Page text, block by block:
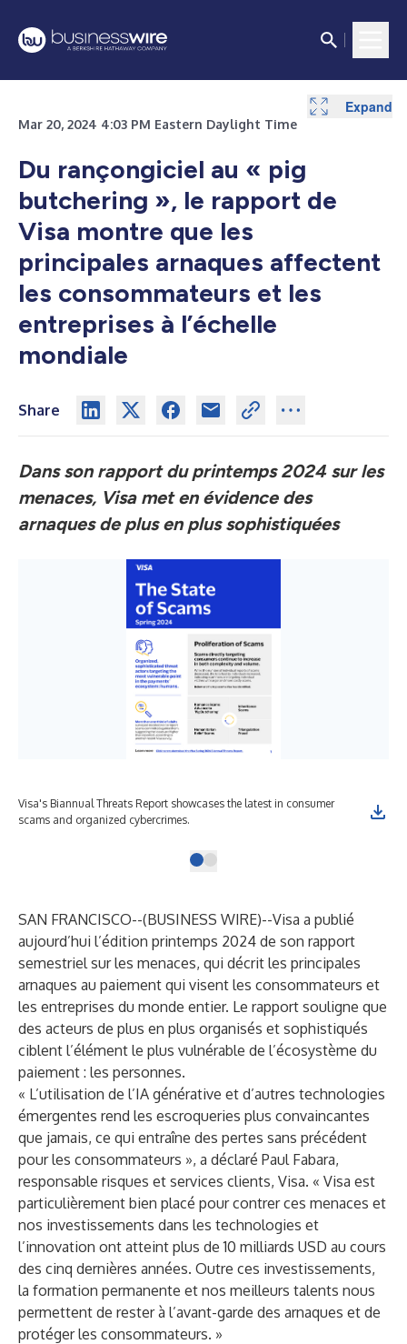
Mar 20, 2024 4:03 PM Eastern Daylight Time
Du rançongiciel au « pig
butchering », le rapport de
Visa montre que les
principales arnaques affectent
les consommateurs et les
entreprises à l’échelle
mondiale
Share
Dans son rapport du printemps 2024 sur les
menaces, Visa met en évidence des
arnaques de plus en plus sophistiquées
Visa's Biannual Threats Report showcases the latest in consumer
scams and organized cybercrimes.
SAN FRANCISCO--(BUSINESS WIRE)--Visa a publié
aujourd’hui l’édition printemps 2024 de son rapport
semestriel sur les menaces, qui décrit les principales
arnaques au paiement qui visent les consommateurs et
les entreprises du monde entier. Le rapport souligne que
des acteurs de plus en plus organisés et sophistiqués
ciblent l’élément le plus vulnérable de l’écosystème du
paiement : les personnes.
« L’utilisation de l’IA générative et d’autres technologies
émergentes rend les escroqueries plus convaincantes
que jamais, ce qui entraîne des pertes sans précédent
pour les consommateurs », a déclaré Paul Fabara,
responsable risques et services clients, Visa. « Visa est
particulièrement bien placé pour contrer ces menaces et
nos investissements dans les technologies et
l’innovation ont atteint plus de 10 milliards USD au cours
des cinq dernières années. Outre ces investissements,
la formation permanente et nos meilleurs talents nous
permettent de rester à l’avant-garde des arnaques et de
protéger les consommateurs. »
Expand